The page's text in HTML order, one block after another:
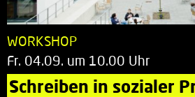
WORKSHOP
Fr. 04.09. um 10.00 Uhr
Schreiben in sozialer